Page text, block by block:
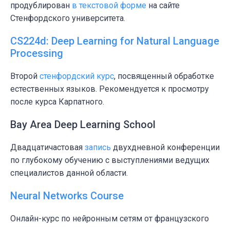
продублирован в текстовой форме на сайте
Стенфордского университета.
CS224d: Deep Learning for Natural Language
Processing
Второй стенфордский курс, посвященный обработке
естественных языков. Рекомендуется к просмотру
после курса Карпатного.
Bay Area Deep Learning School
Двадцатичастовая запись двухдневной конференции
по глубокому обучению с выступлениями ведущих
специалистов данной области.
Neural Networks Course
Онлайн-курс по нейронным сетям от французского